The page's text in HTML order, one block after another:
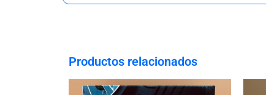
Productos relacionados